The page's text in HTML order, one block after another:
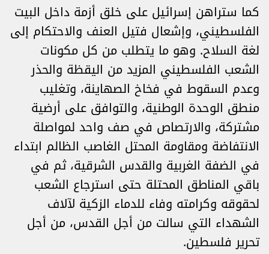
كما ستراهن إسرائيل على خلق أزمة داخل البيت
الفلسطيني، وإشعال فتيل العنف والاحتكام إلى
لغة السلاح. وهو ما يتطلب من كل مكونات
الشعب الفلسطيني المزيد من اليقظة والحذر
وعدم السقوط في فخاخ الصهاينة، وتغليب
منطق الوحدة الوطنية، والتوافق على أرضية
مشتركة، والارتصاص في صف واحد لمواصلة
الانتفاضة ومقاومة المحتل الغاصب الظالم ابتداء
في الضفة الغربية والقدس الشرقية، ثم في
باقي المناطق المحتلة حتى استرجاع الشعب
لحقوقه وكرامته وفاء للدماء الزكية لآلاف
الشهداء التي سالت من أجل القدس، من أجل
تحرير فلسطين.